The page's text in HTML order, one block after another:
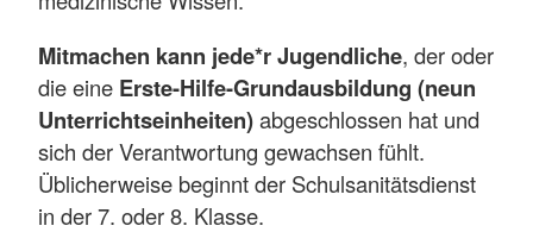
Mitmachen kann jede*r Jugendliche, der oder
die eine Erste-Hilfe-Grundausbildung (neun
Unterrichtseinheiten)abgeschlossen hat und
sich der Verantwortung gewachsen fühlt.
Üblicherweise beginnt der Schulsanitätsdienst
in der 7. oder 8. Klasse.